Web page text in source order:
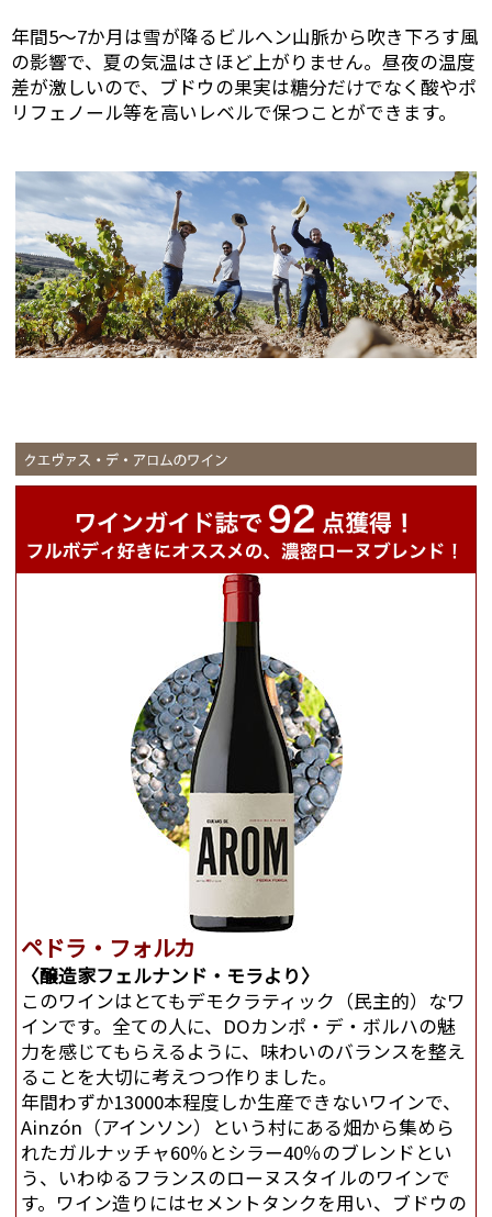
年間5～7か月は雪が降るビルへン山脈から吹き下ろす風
の影響で、夏の気温はさほど上がりません。昼夜の温度
差が激しいので、ブドウの果実は糖分だけでなく酸やポ
リフェノール等を高いレベルで保つことができます。
ペドラ・フォルカ
〈醸造家フェルナンド・モラより〉
このワインはとてもデモクラティック（民主的）なワ
インです。全ての人に、DOカンポ・デ・ボルハの魅
力を感じてもらえるように、味わいのバランスを整え
ることを大切に考えつつ作りました。
年間わずか13000本程度しか生産できないワインで、
Ainzón（アインソン）という村にある畑から集めら
れたガルナッチャ60％とシラー40％のブレンドとい
う、いわゆるフランスのローヌスタイルのワインで
す。ワイン造りにはセメントタンクを用い、ブドウの